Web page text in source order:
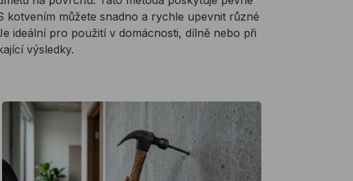
můžete snadno a rychle upevnit různé
ideální pro použití v domácnosti, dílně nebo při
výsledky.